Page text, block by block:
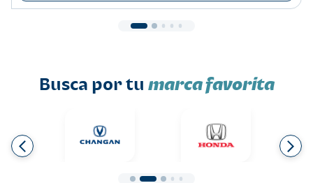
Busca por tu marca favorita